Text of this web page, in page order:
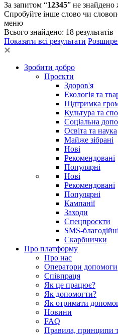
За запитом “12345” не знайдено
Спробуйте інше слово чи
меню
Всього знайдено: 18 результатів
Показати всі результати
Зробити добро
Проєкти
Здоров'я
Екологія та
Підтримка
Культура та
Соціальна
Освіта та наука
Майже зібрані
Нові
Рекомендовані
Популярні
Нові
Рекомендовані
Популярні
Кампанії
Заходи
Спецпроєкти
SMS-
Скарбнички
Про платформу
Про нас
Оператори допомоги
Співпраця
Як це працює?
Як допомогти?
Як отримати
Новини
FAQ
Правила, принципи